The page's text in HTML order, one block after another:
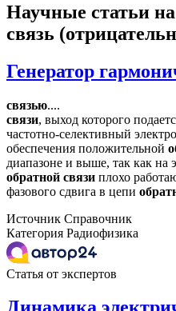
Научные статьи
связь
Генератор
связью....
связи, выход которого
частотно-селективный
обеспечения положительной
диапазоне и выше, так как на
обратной связи плохо
фазового сдвига в цепи
Источник Справочник
Категория Радиофизика
Статья от экспертов